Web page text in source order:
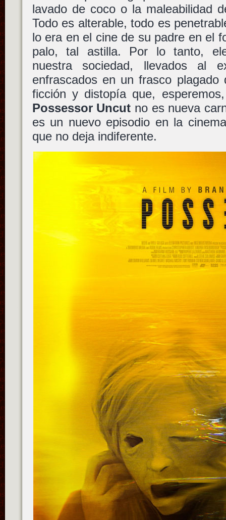
lavado de coco o la maleabilidad
Todo es alterable, todo es
lo era en el cine de su padre en el
palo, tal astilla. Por lo tanto,
nuestra sociedad, llevados al
enfrascados en un frasco plagado
ficción y distopía que,
Possessor Uncut no es nueva
es un nuevo episodio en la
que no deja indiferente.